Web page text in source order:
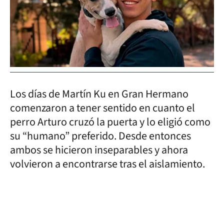
Los días de Martín Ku en Gran Hermano
comenzaron a tener sentido en cuanto el
perro Arturo cruzó la puerta y lo eligió como
su “humano” preferido. Desde entonces
ambos se hicieron inseparables y ahora
volvieron a encontrarse tras el aislamiento.